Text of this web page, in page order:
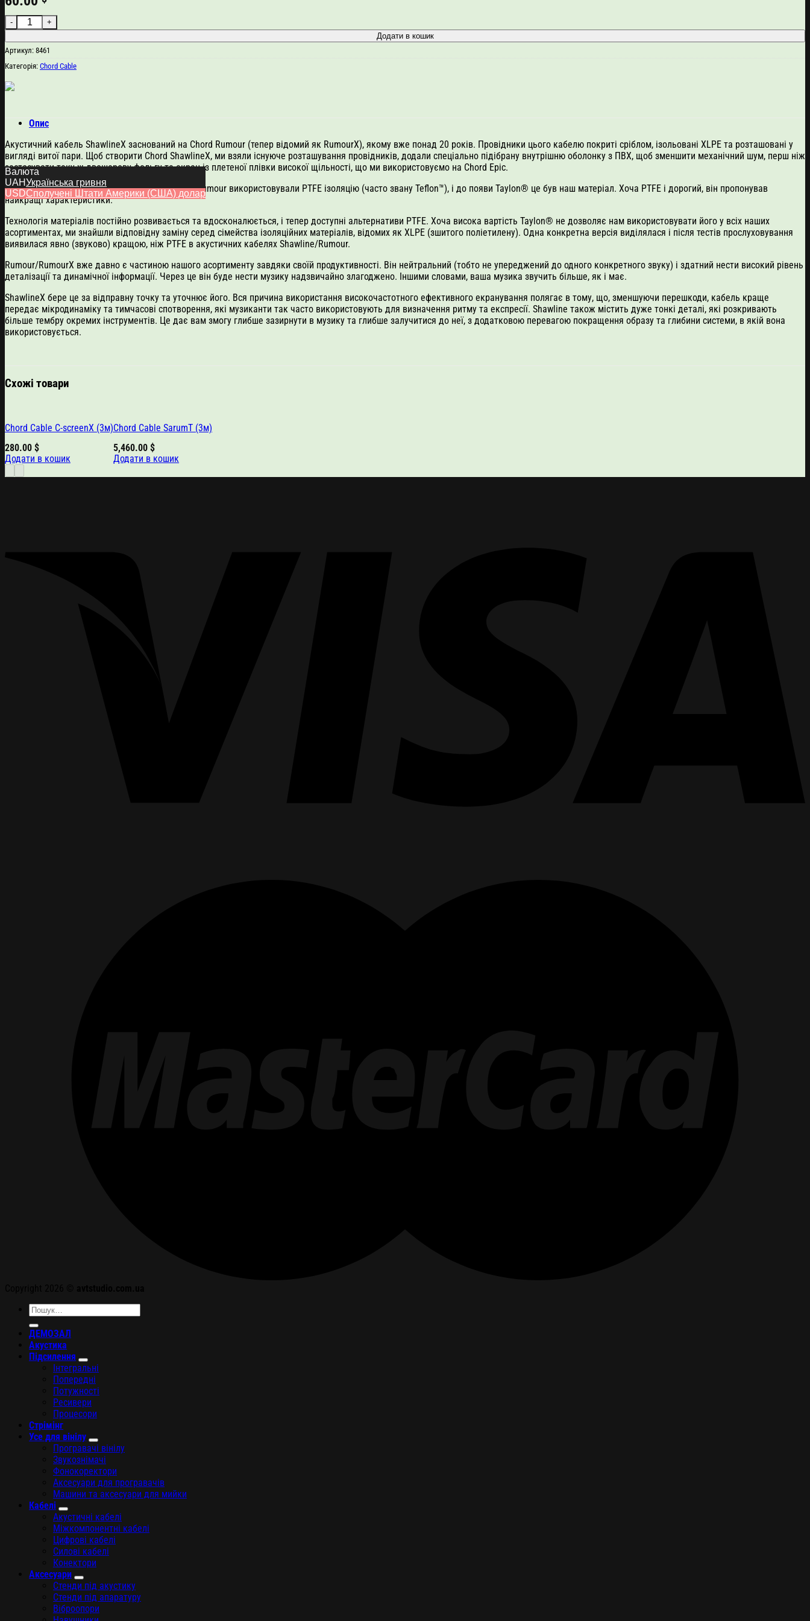
Chord Cable Shawline X (ціна за 1м) кількість
Додати в кошик
Артикул: 8461
Категорія: Chord Cable
Опис
Акустичний кабель ShawlineX заснований на Chord Rumour (тепер відомий як RumourX), якому вже понад 20 років. Провідники цього кабелю покриті сріблом, ізольовані XLPE та розташовані у
вигляді витої пари. Щоб створити Chord ShawlineX, ми взяли існуюче розташування провідників, додали спеціально підібрану внутрішню оболонку з ПВХ, щоб зменшити механічний шум, перш ніж
застосувати таку ж двошарову фольгу та екран із плетеної плівки високої щільності, що ми використовуємо на Chord Epic.
Попередні версії акустичних кабелів Shawline/Rumour використовували PTFE ізоляцію (часто звану Teflon™), і до появи Taylon® це був наш матеріал. Хоча PTFE і дорогий, він пропонував
найкращі характеристики.
Технологія матеріалів постійно розвивається та вдосконалюється, і тепер доступні альтернативи PTFE. Хоча висока вартість Taylon® не дозволяє нам використовувати його у всіх наших
асортиментах, ми знайшли відповідну заміну серед сімейства ізоляційних матеріалів, відомих як XLPE (зшитого поліетилену). Одна конкретна версія виділялася і після тестів прослуховування
виявилася явно (звуково) кращою, ніж PTFE в акустичних кабелях Shawline/Rumour.
Rumour/RumourX вже давно є частиною нашого асортименту завдяки своїй продуктивності. Він нейтральний (тобто не упереджений до одного конкретного звуку) і здатний нести високий рівень
деталізації та динамічної інформації. Через це він буде нести музику надзвичайно злагоджено. Іншими словами, ваша музика звучить більше, як і має.
ShawlineX бере це за відправну точку та уточнює його. Вся причина використання високочастотного ефективного екранування полягає в тому, що, зменшуючи перешкоди, кабель краще
передає мікродинаміку та тимчасові спотворення, які музиканти так часто використовують для визначення ритму та експресії. Shawline також містить дуже тонкі деталі, які розкривають
більше тембру окремих інструментів. Це дає вам змогу глибше зазирнути в музику та глибше залучитися до неї, з додатковою перевагою покращення образу та глибини системи, в якій вона
використовується.
Схожі товари
Chord Cable C-screenX (3м)
280.00 $
Додати в кошик
Chord Cable SarumT (3м)
5,460.00$
Додати в кошик
Шукати:
ДЕМОЗАЛ
Акустика
Підсилення
Інтегральні
Попередні
Потужності
Ресивери
Процесори
Стрімінг
Усе для вінілу
Програвачі вінілу
Звукознімачі
Фонокоректори
Аксесуари для програвачів
Машини та аксесуари для мийки
Кабелі
Акустичні кабелі
Міжкомпонентні кабелі
Цифрові кабелі
Силові кабелі
Конектори
Аксесуари
Стенди під акустику
Стенди під апаратуру
Віброопори
Валюта
UAHУкраїнська гривня
USDСполучені Штати Америки (США) долар